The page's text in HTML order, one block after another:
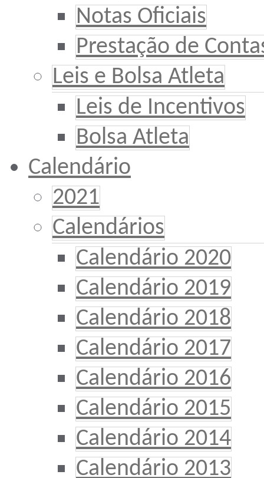
Notas Oficiais
Prestação de
Leis e Bolsa Atleta
Leis de Incentivos
Bolsa Atleta
Calendário
2021
Calendários
Calendário 2020
Calendário 2019
Calendário 2018
Calendário 2017
Calendário 2016
Calendário 2015
Calendário 2014
Calendário 2013